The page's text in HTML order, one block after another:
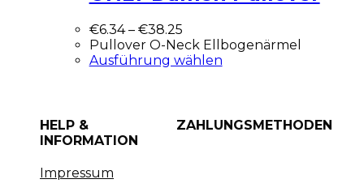
€6.34– €38.25
Pullover O-Neck Ellbogenärmel
Ausführung wählen
HELP &
INFORMATION
Impressum
ZAHLUNGSMETHODEN